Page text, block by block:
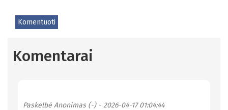
Komentuoti
Komentarai
Paskelbė Anonimas (-)- 2026-04-17 01:04:44